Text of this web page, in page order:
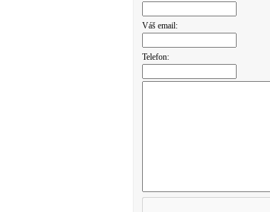
Váš email:
Telefon: